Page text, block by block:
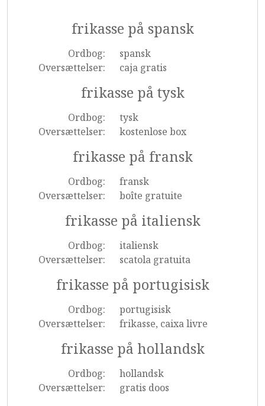
frikasse på spansk
Ordbog:
spansk
Oversættelser:
caja gratis
frikasse på tysk
Ordbog:
tysk
Oversættelser:
kostenlose box
frikasse på fransk
Ordbog:
fransk
Oversættelser:
boîte gratuite
frikasse på italiensk
Ordbog:
italiensk
Oversættelser:
scatola gratuita
frikasse på portugisisk
Ordbog:
portugisisk
Oversættelser:
frikasse, caixa livre
frikasse på hollandsk
Ordbog:
hollandsk
Oversættelser:
gratis doos